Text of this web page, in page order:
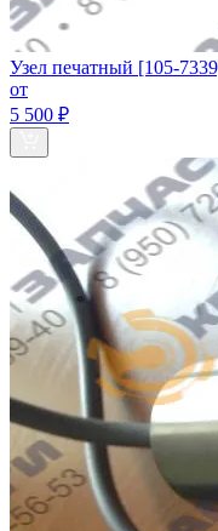
Узел печатный [105-
от
5 500 ₽